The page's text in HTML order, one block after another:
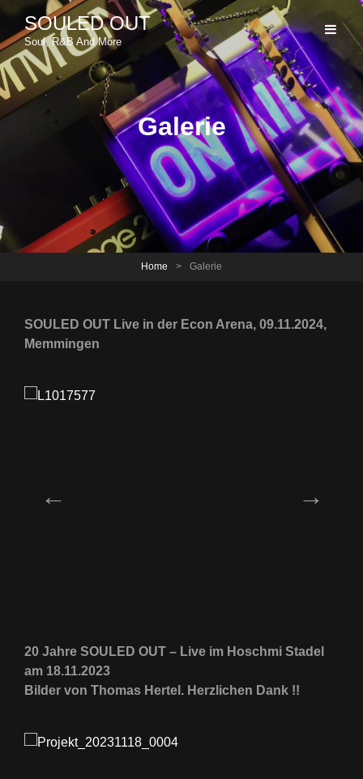
SOULED OUT
Soul, R&B And More
Galerie
Home > Galerie
SOULED OUT Live in der Econ Arena, 09.11.2024,
Memmingen
20 Jahre SOULED OUT – Live im Hoschmi Stadel
am 18.11.2023
Bilder von Thomas Hertel. Herzlichen Dank !!